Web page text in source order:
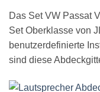
Das Set VW Passat
Set Oberklasse von
benutzerdefinierte
sind diese